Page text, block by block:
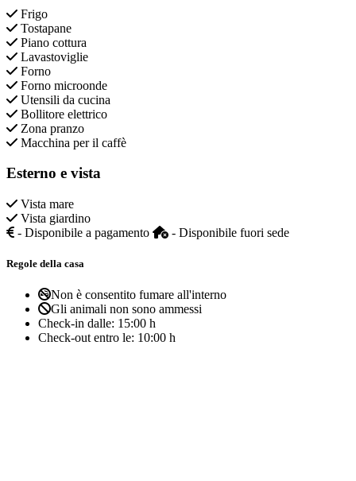
Frigo
Tostapane
Piano cottura
Lavastoviglie
Forno
Forno microonde
Utensili da cucina
Bollitore elettrico
Zona pranzo
Macchina per il caffè
Esterno e vista
Vista mare
Vista giardino
- Disponibile a pagamento
- Disponibile fuori sede
Regole della casa
Non è consentito fumare all'interno
Gli animali non sono ammessi
Check-in dalle: 15:00 h
Check-out entro le: 10:00 h